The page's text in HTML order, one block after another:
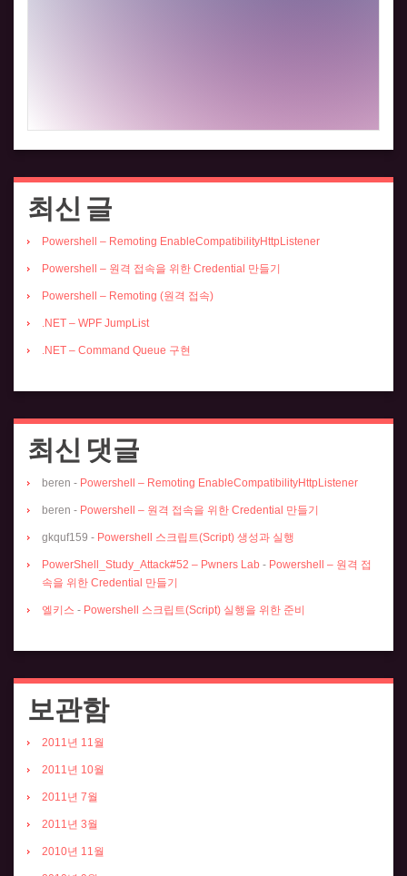
최신 글
Powershell – Remoting EnableCompatibilityHttpListener
Powershell – 원격 접속을 위한 Credential 만들기
Powershell – Remoting (원격 접속)
.NET – WPF JumpList
.NET – Command Queue 구현
최신 댓글
beren - Powershell – Remoting EnableCompatibilityHttpListener
beren - Powershell – 원격 접속을 위한 Credential 만들기
gkquf159 - Powershell 스크립트(Script) 생성과 실행
PowerShell_Study_Attack#52 – Pwners Lab - Powershell – 원격 접
속을 위한 Credential 만들기
엘키스 - Powershell 스크립트(Script) 실행을 위한 준비
보관함
2011년 11월
2011년 10월
2011년 7월
2011년 3월
2010년 11월